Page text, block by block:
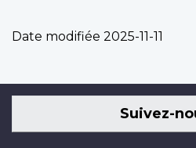
Date modifiée 2025-11-11
Suivez-